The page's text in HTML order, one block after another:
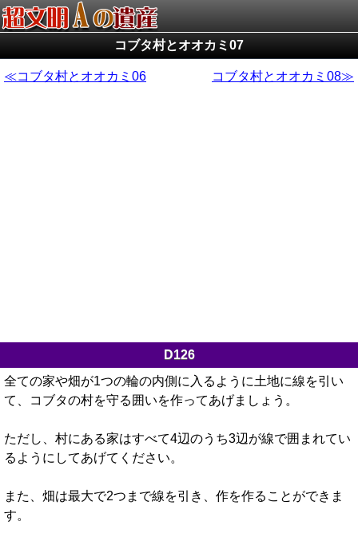
コブタ村とオオカミ07
コブタ村とオオカミ06 コブタ村とオオカミ08
D126
全ての家や畑が1つの輪の内側に入るように土地に線を引い
て、コブタの村を守る囲いを作ってあげましょう。
ただし、村にある家はすべて4辺のうち3辺が線で囲まれてい
るようにしてあげてください。
また、畑は最大で2つまで線を引き、作を作ることができま
す。